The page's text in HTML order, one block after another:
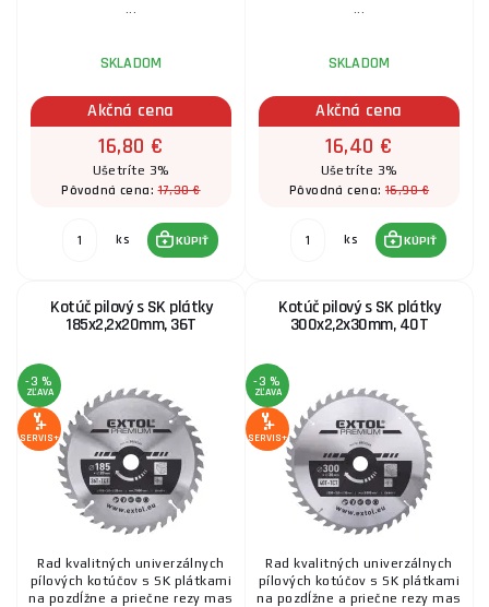
...
SKLADOM
Akčná cena
16,80 €
Ušetríte 3%
Pôvodná cena:17,30 €
ks KÚPIŤ
...
SKLADOM
Akčná cena
16,40 €
Ušetríte 3%
Pôvodná cena:16,90 €
ks KÚPIŤ
Kotúč pilový s SK plátky
185x2,2x20mm, 36T
-3 %
ZĽAVA
SERVIS+
Rad kvalitných univerzálnych
pílových kotúčov s SK plátkami
na pozdĺžne a priečne rezy mas
Kotúč pilový s SK plátky
300x2,2x30mm, 40T
-3 %
ZĽAVA
SERVIS+
Rad kvalitných univerzálnych
pílových kotúčov s SK plátkami
na pozdĺžne a priečne rezy mas